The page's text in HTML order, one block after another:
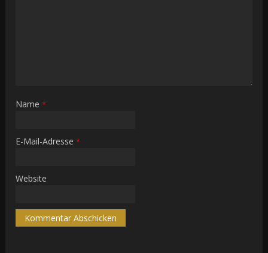
Name*
E-Mail-Adresse*
Website